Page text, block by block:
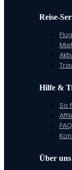
Reise-
Hilfe &
So
FAQ
Über